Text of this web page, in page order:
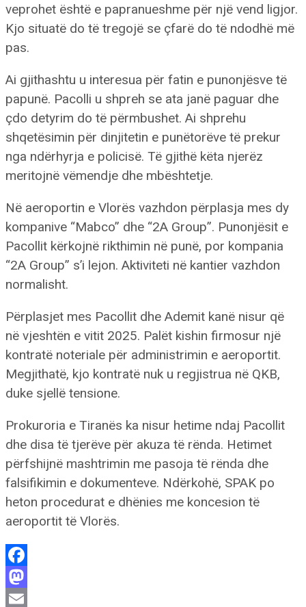
veprohet është e papranueshme për një vend ligjor.
Kjo situatë do të tregojë se çfarë do të ndodhë më
pas.
Ai gjithashtu u interesua për fatin e punonjësve të
papunë. Pacolli u shpreh se ata janë paguar dhe
çdo detyrim do të përmbushet. Ai shprehu
shqetësimin për dinjitetin e punëtorëve të prekur
nga ndërhyrja e policisë. Të gjithë këta njerëz
meritojnë vëmendje dhe mbështetje.
Në aeroportin e Vlorës vazhdon përplasja mes dy
kompanive “Mabco” dhe “2A Group”. Punonjësit e
Pacollit kërkojnë rikthimin në punë, por kompania
“2A Group” s’i lejon. Aktiviteti në kantier vazhdon
normalisht.
Përplasjet mes Pacollit dhe Ademit kanë nisur që
në vjeshtën e vitit 2025. Palët kishin firmosur një
kontratë noteriale për administrimin e aeroportit.
Megjithatë, kjo kontratë nuk u regjistrua në QKB,
duke sjellë tensione.
Prokuroria e Tiranës ka nisur hetime ndaj Pacollit
dhe disa të tjerëve për akuza të rënda. Hetimet
përfshijnë mashtrimin me pasoja të rënda dhe
falsifikimin e dokumenteve. Ndërkohë, SPAK po
heton procedurat e dhënies me koncesion të
aeroportit të Vlorës.
Facebook
Mastodon